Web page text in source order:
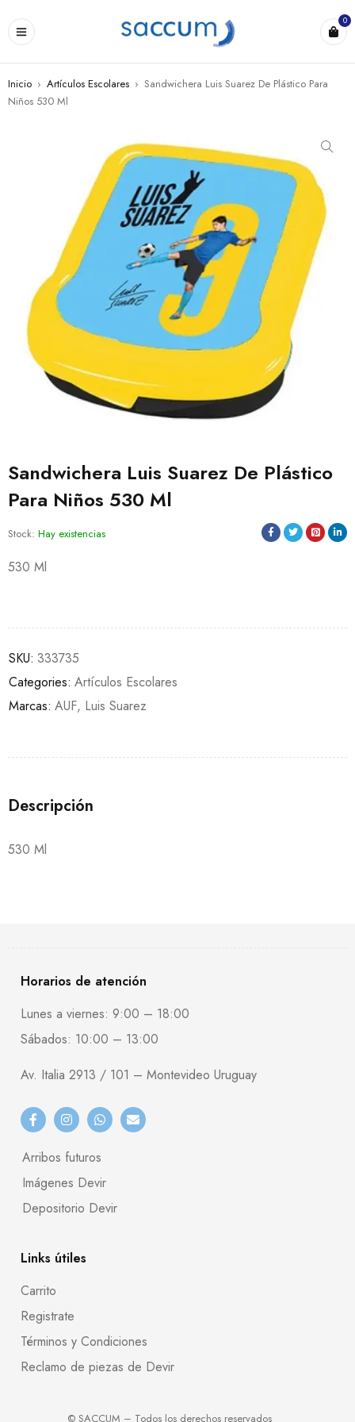
0
Inicio › Artículos Escolares › Sandwichera Luis Suarez De Plástico Para
Niños 530 Ml
Sandwichera Luis Suarez De Plástico
Para Niños 530 Ml
Stock: Hay existencias
530 Ml
SKU: 333735
Categories: Artículos Escolares
Marcas: AUF, Luis Suarez
Descripción
530 Ml
Horarios de atención
Lunes a viernes: 9:00 – 18:00
Sábados: 10:00 – 13:00
Av. Italia 2913 / 101 – Montevideo Uruguay
Arribos futuros
Imágenes Devir
Depositorio Devir
Links útiles
Carrito
Registrate
Términos y Condiciones
Reclamo de piezas de Devir
© SACCUM – Todos los derechos reservados